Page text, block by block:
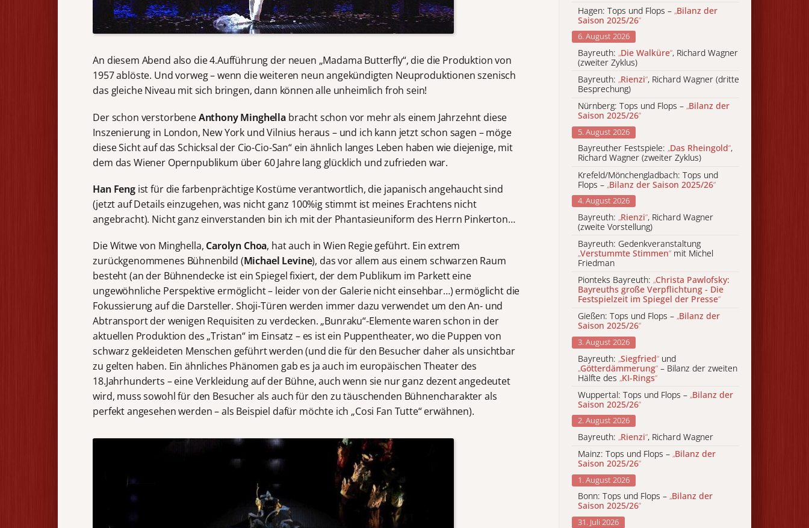
An diesem Abend also die 4.Aufführung der neuen „Madama Butterfly“, die die Produktion von
1957 ablöste. Und vorweg – wenn die weiteren neun angekündigten Neuproduktionen szenisch
das gleiche Niveau mit sich bringen, dann können alle unheimlich froh sein!
Der schon verstorbeneAnthony Minghella bracht schon vor mehr als einem Jahrzehnt diese
Inszenierung in London, New York und Vilnius heraus – und ich kann jetzt schon sagen – möge
diese Sicht auf das Schicksal der Cio-Cio-San“ ein ähnlich langes Leben haben wie diejenige, mit
dem das Wiener Opernpublikum über 60 Jahre lang glücklich und zufrieden war.
Han Feng ist für die farbenprächtige Kostüme verantwortlich, die japanisch angehaucht sind
(jetzt auf Details einzugehen, was nicht ganz 100%ig stimmt ist meines Erachtens nicht
angebracht). Nicht ganz einverstanden bin ich mit der Phantasieuniform des Herrn Pinkerton…
Die Witwe von Minghella, Carolyn Choa, hat auch in Wien Regie geführt. Ein extrem
zurückgenommenes Bühnenbild (Michael Levine), das vor allem aus einem schwarzen Raum
besteht (an der Bühnendecke ist ein Spiegel fixiert, der dem Publikum im Parkett eine
ungewöhnliche Perspektive ermöglicht – leider von der Galerie nicht einsehbar…) ermöglicht die
Fokussierung auf die Darsteller. Shoji-Türen werden immer dazu verwendet um den An- und
Abtransport der wenigen Requisiten zu verdecken. „Bunraku“-Elemente waren schon in der
aktuellen Produktion des „Tristan“ im Einsatz – es ist ein Puppentheater, wo die Puppen von
schwarz gekleideten Menschen geführt werden (und die für den Besucher daher als unsichtbar
zu gelten haben. Ein ähnliches Phänomen gab es ja auch im europäischen Theater des
18.Jahrhunderts – eine Verkleidung auf der Bühne, auch wenn sie nur ganz dezent angedeutet
wird, muss sowohl für den Besucher als auch für den zu täuschenden Bühnencharakter als
perfekt angesehen werden – als Beispiel dafür möchte ich „Cosi Fan Tutte“ erwähnen).
Hagen: Tops und Flops – „Bilanz der
Saison 2025/26“
6. August 2026
Bayreuth: „Die Walküre“, Richard Wagner
(zweiter Zyklus)
Bayreuth: „Rienzi“, Richard Wagner (dritte
Besprechung)
Nürnberg: Tops und Flops – „Bilanz der
Saison 2025/26“
5. August 2026
Bayreuther Festspiele: „Das Rheingold“,
Richard Wagner (zweiter Zyklus)
Krefeld/Mönchengladbach: Tops und
Flops – „Bilanz der Saison 2025/26“
4. August 2026
Bayreuth: „Rienzi“, Richard Wagner
(zweite Vorstellung)
Bayreuth: Gedenkveranstaltung
„Verstummte Stimmen“ mit Michel
Friedman
Pionteks Bayreuth: „Christa Pawlofsky:
Bayreuths große Verpflichtung - Die
Festspielzeit im Spiegel der Presse“
Gießen: Tops und Flops – „Bilanz der
Saison 2025/26“
3. August 2026
Bayreuth: „Siegfried“ und
„Götterdämmerung“ – Bilanz der zweiten
Hälfte des „KI-Rings“
Wuppertal: Tops und Flops – „Bilanz der
Saison 2025/26“
2. August 2026
Bayreuth: „Rienzi“, Richard Wagner
Mainz: Tops und Flops – „Bilanz der
Saison 2025/26“
1. August 2026
Bonn: Tops und Flops – „Bilanz der
Saison 2025/26“
31. Juli 2026